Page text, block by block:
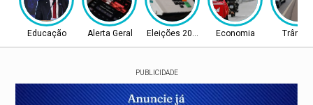
Educação Alerta Geral Eleições 2026 Economia
PUBLICIDADE